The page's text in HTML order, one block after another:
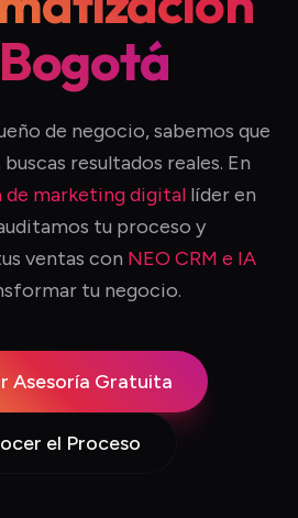
de negocio, sabemos que
buscas resultados reales. En
de marketing digitallíder en
tu proceso y
ventas con NEO CRM e IA
tu negocio.
Asesoría Gratuita
el Proceso